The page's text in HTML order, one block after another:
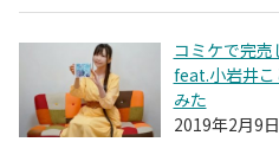
コミケで完
feat.小岩井こ
みた
2019年2月9日